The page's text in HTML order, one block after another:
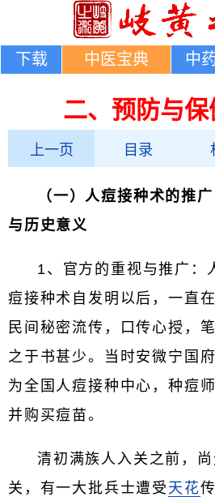
下载 中医宝典 中
二、预防与保
上一页 目录
（一）人痘接种术的推广
与历史意义
1、官方的重视与推广：
痘接种术自发明以后，一直在
民间秘密流传，口传心授，笔
之于书甚少。当时安微宁国
为全国人痘接种中心，种痘
并购买痘苗。
清初满族人入关之前，尚
关，有一大批兵士遭受 天花